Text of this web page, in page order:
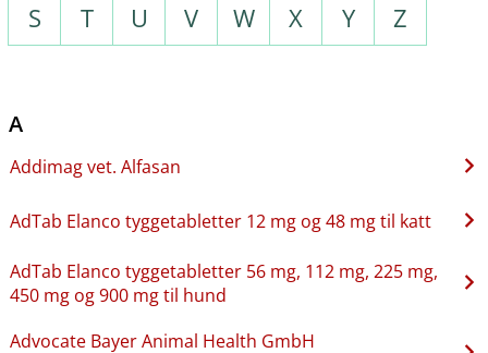
S
T U V W X Y Z
A
Addimag vet. Alfasan
AdTab Elanco tyggetabletter 12 mg og 48 mg til katt
AdTab Elanco tyggetabletter 56 mg, 112 mg, 225 mg,
450 mg og 900 mg til hund
Advocate Bayer Animal Health GmbH